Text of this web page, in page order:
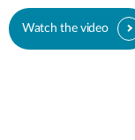
Watch the video